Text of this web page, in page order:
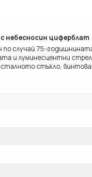
небесносин циферблат
по случай 75-
и луминесцентни
стъкло,